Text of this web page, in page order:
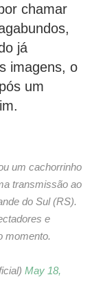
chamar
já
imagens, o
um
um cachorrinho
transmissão ao
do Sul (RS).
e
momento.
May 18,